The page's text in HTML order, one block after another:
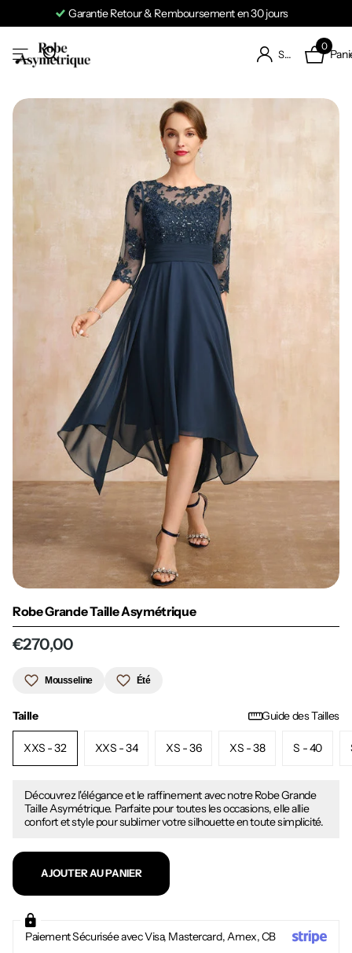
Garantie Retour & Remboursement en 30 jours
S'identifier
0
Robe Grande Taille Asymétrique
€270,00
Mousseline Été
Taille Guide des Tailles
XXS - 32 XXS - 34 XS - 36 XS - 38 S - 40
Découvrez l'élégance et le raffinement avec notre Robe Grande
Taille Asymétrique. Parfaite pour toutes les occasions, elle allie
confort et style pour sublimer votre silhouette en toute simplicité.
AJOUTER AU PANIER
Paiement Sécurisée avec Visa, Mastercard, Amex, CB